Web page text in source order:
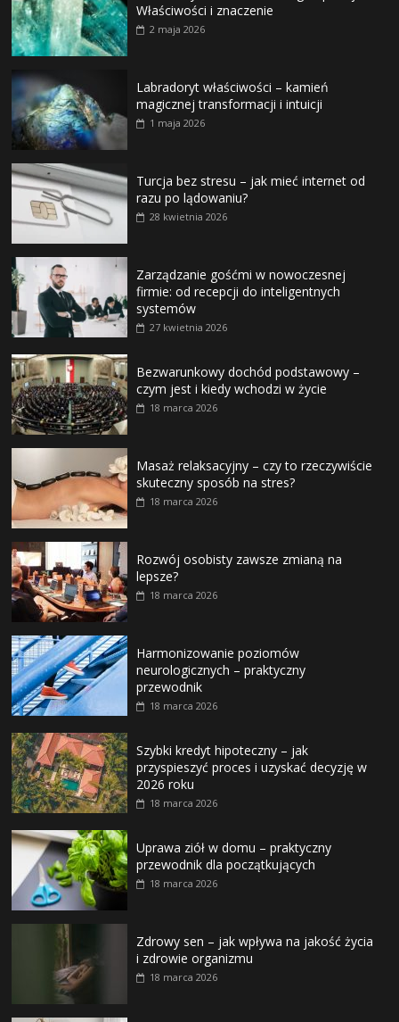
Właściwości i znaczenie
2 maja 2026
Labradoryt właściwości – kamień
magicznej transformacji i intuicji
1 maja 2026
Turcja bez stresu – jak mieć internet od
razu po lądowaniu?
28 kwietnia 2026
Zarządzanie gośćmi w nowoczesnej
firmie: od recepcji do inteligentnych
systemów
27 kwietnia 2026
Bezwarunkowy dochód podstawowy –
czym jest i kiedy wchodzi w życie
18 marca 2026
Masaż relaksacyjny – czy to rzeczywiście
skuteczny sposób na stres?
18 marca 2026
Rozwój osobisty zawsze zmianą na
lepsze?
18 marca 2026
Harmonizowanie poziomów
neurologicznych – praktyczny
przewodnik
18 marca 2026
Szybki kredyt hipoteczny – jak
przyspieszyć proces i uzyskać decyzję w
2026 roku
18 marca 2026
Uprawa ziół w domu – praktyczny
przewodnik dla początkujących
18 marca 2026
Zdrowy sen – jak wpływa na jakość życia
i zdrowie organizmu
18 marca 2026